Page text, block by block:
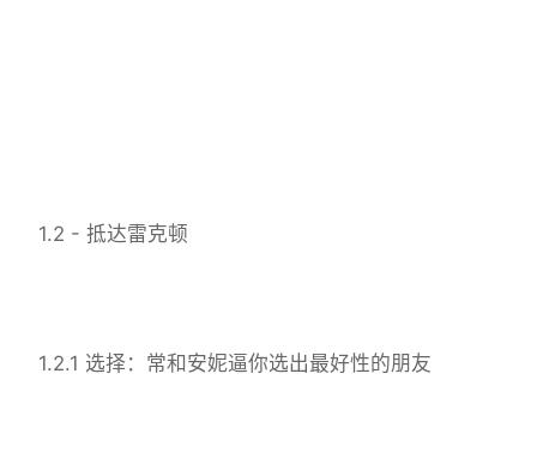
1.2 - 抵达雷克顿
1.2.1 选择：常和安妮逼你选出最好性的朋友